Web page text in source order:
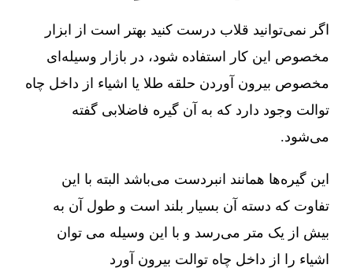
اگر نمی‌توانید قلاب درست کنید بهتر است از ابزار
مخصوص این کار استفاده شود، در بازار وسیله‌ای
مخصوص بیرون آوردن حلقه طلا یا اشیاء از داخل چاه
توالت وجود دارد که به آن گیره فاضلابی گفته
می‌شود.
این گیره‌ها همانند انبردست می‌باشد البته با این
تفاوت که دسته آن بسیار بلند است و طول آن به
بیش از یک متر می‌رسد و با این وسیله می توان
اشیاء را از داخل چاه توالت بیرون آورد